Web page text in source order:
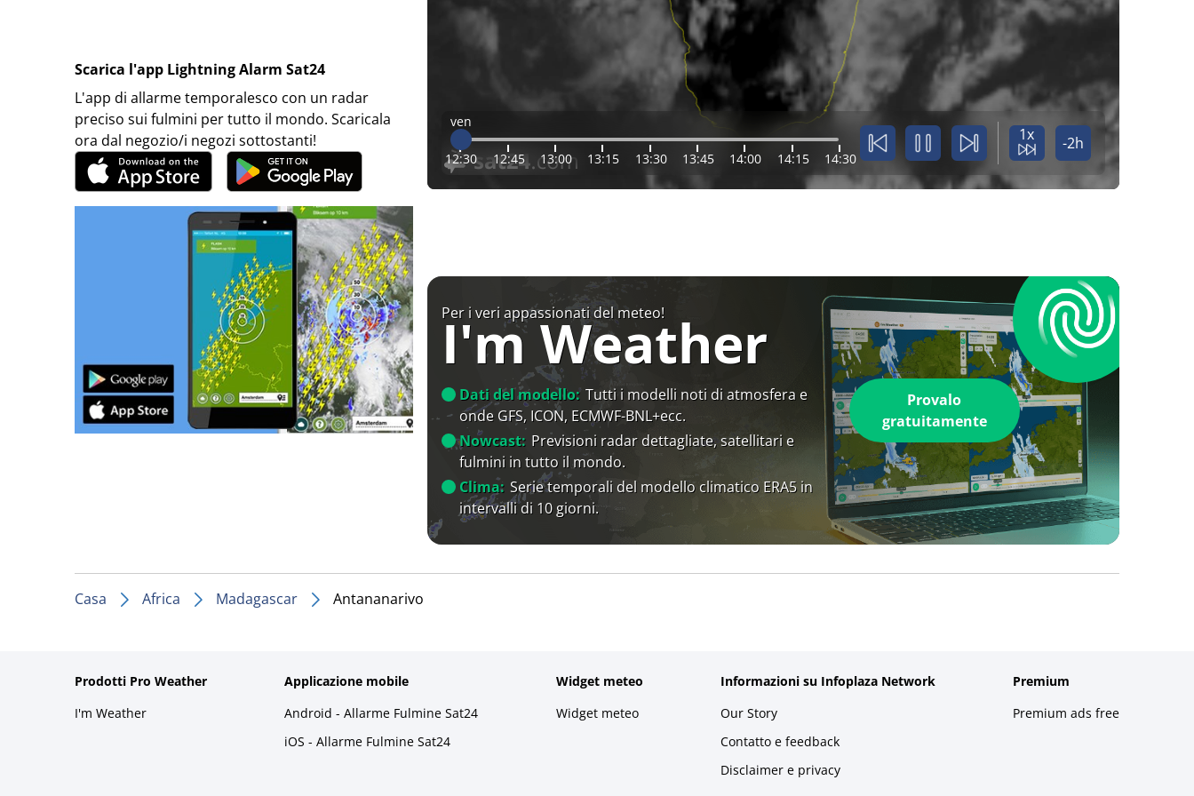
Scarica l'app Lightning Alarm Sat24
L'app di allarme temporalesco con un radar
preciso sui fulmini per tutto il mondo. Scaricala
ora dal negozio/i negozi sottostanti!
ven
12:30 12:45 13:00 13:15 13:30 13:45 14:00 14:15 14:30
1x -2h
Per i veri appassionati del meteo!
I'm Weather
Dati del modello: Tutti i modelli noti di atmosfera e
onde GFS, ICON, ECMWF-BNL+ecc.
Nowcast: Previsioni radar dettagliate, satellitari e
fulmini in tutto il mondo.
Clima: Serie temporali del modello climatico ERA5 in
intervalli di 10 giorni.
Provalo
gratuitamente
Casa Africa Madagascar Antananarivo
Prodotti Pro Weather
I'm Weather
Applicazione mobile
Android - Allarme Fulmine Sat24
iOS - Allarme Fulmine Sat24
Widget meteo
Widget meteo
Informazioni su Infoplaza Network
Our Story
Contatto e feedback
Disclaimer e privacy
Premium
Premium ads free